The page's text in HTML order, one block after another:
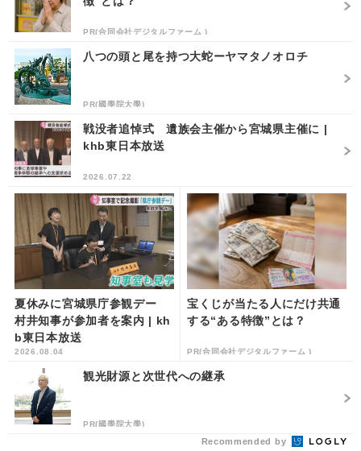
PR(合同会社デジタルファーム )
八つの頭と尾を持つ大蛇ーヤマタノオロチ
PR(國學院大學)
戦没者追悼式 遺族会主催から宮城県主催に |
khb東日本放送
2026.07.22
夏休みに宮城県庁参観デー
村井知事が参加者を案内 | kh
b東日本放送
2026.08.04
宝くじが当たる人にだけ共通
する“ある特徴”とは？
PR(合同会社デジタルファーム )
観光財源と次世代への継承
PR(國學院大學)
Recommended by